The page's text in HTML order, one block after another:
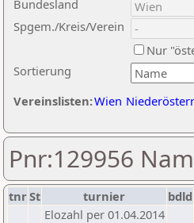
Sortierung
Bundesland
Spgem./Kreis/Verein
Nur
Vereinslisten:Wien
Pnr:129956
tnrSt turnier bdld
Elozahl per 01.04.2014